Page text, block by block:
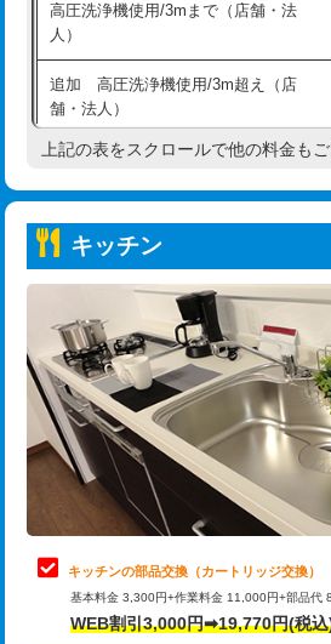
持込商品取付（混合水栓）
持込商品取付（浄水器・分岐水栓）
持込商品取付（温水洗浄便座）
持込商品取付（普通便座⇔温水洗浄便
給水管工事※（ホール加工)
給水管工事※（バンド止め)
給水管工事※（支持金具設置)
給水管工事※（保温材使用（バンド止
め込み）)
給水管工事※（土の掘削・埋め戻し作
給水管工事※（塩ビ管（VP・HI）使
用/3ｍまで)
給水管工事※（塩ビ管（VP・HI）使
高圧洗浄機使用/3mまで（店舗・法
人）
追加 高圧洗浄機使用/3m超え（店
舗・法人）
高度高圧洗浄換
トーラー機使用/3mまで
追加トーラー機使用/3m超え
カメラ調査
桝清掃
止水・漏水調査・防水処理・清掃・修
理・調整・分解・加工など（軽作業）
止水・漏水調査・防水処理・清掃・修
理・調整・分解・加工など（中作業）
止水・漏水調査・防水処理・清掃・修
理・調整・分解・加工など（重作業）
上記の表をスクロールで他の料金も
キッチン
キッチンの部品交換（カートリッジ交換）
基本料金 3,300円+作業料金 11,000円+部品代
WEB割引3,000円➡19,770円(税